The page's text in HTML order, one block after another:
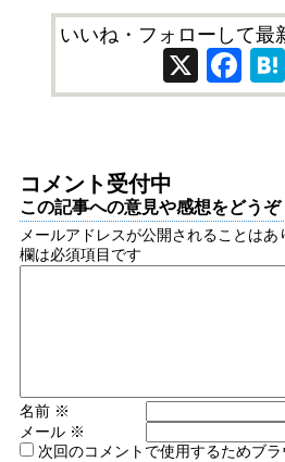
いいね・フォローして最
X
コメント受付中
この記事への意見や感想をどうぞ
メールアドレスが公開されることはあ
欄は必須項目です
名前 ※
メール ※
次回のコメントで使用するためブ